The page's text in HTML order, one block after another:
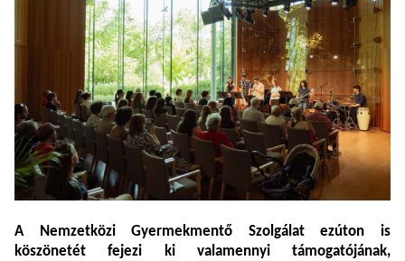
A Nemzetközi Gyermekmentő Szolgálat ezúton is
köszönetét fejezi ki valamennyi támogatójának,